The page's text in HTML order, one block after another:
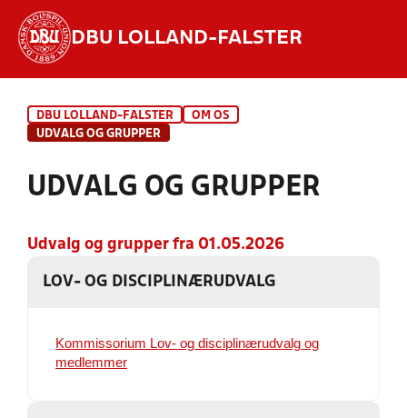
DBU LOLLAND-FALSTER
HOLD
DBU LOLLAND-FALSTER
OM OS
UDVALG OG GRUPPER
UDVALG OG GRUPPER
Udvalg og grupper fra 01.05.2026
LOV- OG DISCIPLINÆRUDVALG
Kommissorium Lov- og disciplinærudvalg og
medlemmer